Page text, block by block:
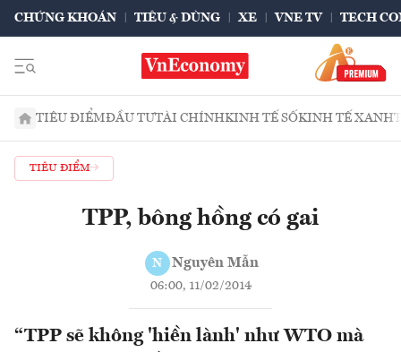
CHỨNG KHOÁN TIÊU & DÙNG XE VNE TV TECH
TIÊU ĐIỂMĐẦU TƯTÀI CHÍNHKINH TẾ SỐKINH TẾ XANH
TIÊU ĐIỂM
TPP, bông hồng có gai
N Nguyên Mẫn
06:00, 11/02/2014
“TPP sẽ không 'hiền lành' như WTO mà